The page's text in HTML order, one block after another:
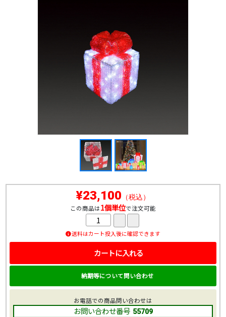
¥23,100 （税込）
この商品は1個単位で注文可能
送料はカート投入後に確認できます
カートに入れる
納期等について問い合わせ
お電話での商品問い合わせは
お問い合わせ番号 55709